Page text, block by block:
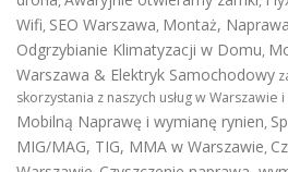
Wifi, SEO Warszawa, Montaż,
Odgrzybianie Klimatyzacji w Domu,
Warszawa & Elektryk Samochodowy
skorzystania z naszych usług w
Mobilną Naprawę i wymianę rynien,
MIG/MAG, TIG, MMA w Warszawie,